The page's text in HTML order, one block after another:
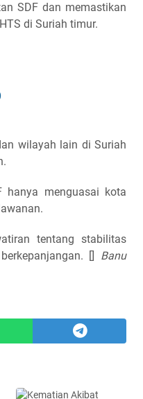
SDF dan memastikan
di Suriah timur.
wilayah lain di Suriah
menguasai kota
tentang stabilitas
[] Banu